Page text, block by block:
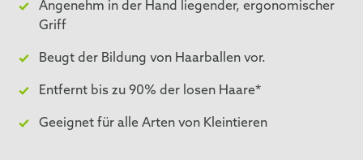
Angenehm in der Hand liegender, ergonomischer
Griff
Beugt der Bildung von Haarballen vor.
Entfernt bis zu 90% der losen Haare*
Geeignet für alle Arten von Kleintieren